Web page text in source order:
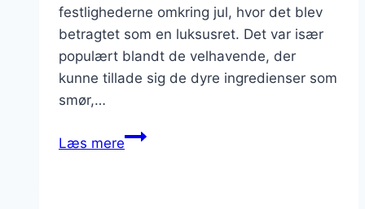
festlighederne omkring jul, hvor det blev
betragtet som en luksusret. Det var især
populært blandt de velhavende, der
kunne tillade sig de dyre ingredienser som
smør,…
Læs mereFedtebrød